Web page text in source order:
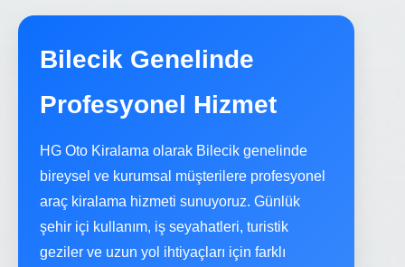
Bilecik Genelinde
Profesyonel Hizmet
HG Oto Kiralama olarak Bilecik genelinde
bireysel ve kurumsal müşterilere profesyonel
araç kiralama hizmeti sunuyoruz. Günlük
şehir içi kullanım, iş seyahatleri, turistik
geziler ve uzun yol ihtiyaçları için farklı